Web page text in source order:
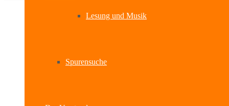
Lesung und Musik
Spurensuche